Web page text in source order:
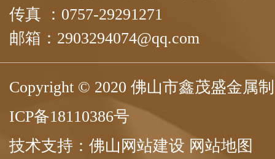
传真 ：0757-29291271
邮箱：2903294074@qq.com
Copyright © 2020 佛山市鑫茂盛金属
ICP备18110386号
技术支持： 佛山网站建设 网站地图